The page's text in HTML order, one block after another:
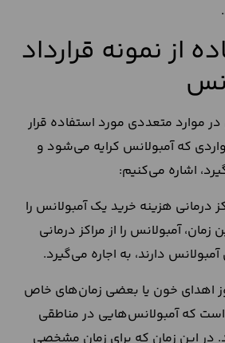
از نمونه قرارداد
در موارد متعددی مورد استفاده قرار
که آمبولانس کرایه می‌شود و
اشاره می‌کنیم:
هزینه خرید یک آمبولانس را
آمبولانس را از مراکز درمانی
دارند، به اجاره می‌گیرد.
اهدای خون یا بعضی زمان‌های خاص
که آمبولانس‌هایی در مناطقی
در این زمان که برای زمان مشخصی